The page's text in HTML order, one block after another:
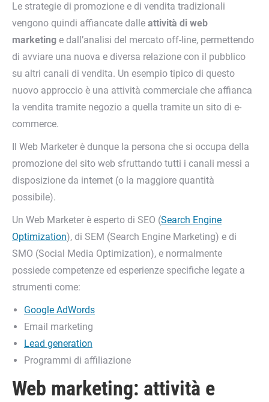
Le strategie di promozione e di vendita tradizionali
vengono quindi affiancate dalle attività di web
marketing e dall’analisi del mercato off-line, permettendo
di avviare una nuova e diversa relazione con il pubblico
su altri canali di vendita. Un esempio tipico di questo
nuovo approccio è una attività commerciale che affianca
la vendita tramite negozio a quella tramite un sito di e-
commerce.
Il Web Marketer è dunque la persona che si occupa della
promozione del sito web sfruttando tutti i canali messi a
disposizione da internet (o la maggiore quantità
possibile).
Un Web Marketer è esperto di SEO (Search Engine
Optimization), di SEM (Search Engine Marketing) e di
SMO (Social Media Optimization), e normalmente
possiede competenze ed esperienze specifiche legate a
strumenti come:
Google AdWords
Email marketing
Lead generation
Programmi di affiliazione
Web marketing: attività e